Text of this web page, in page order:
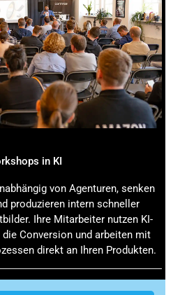
Analyse von Daten, die
die technische
Anpassung an
und Nutzerverhalten. Die
Hand: bessere Rankings,
Umsatz und eine nachhaltige
Wins:
Tools mit GEO-
und deren
technisch und inhaltlich
in KI
von Agenturen, senken
produzieren intern schneller
Ihre Mitarbeiter nutzen KI-
Conversion und arbeiten mit
direkt an Ihren Produkten.